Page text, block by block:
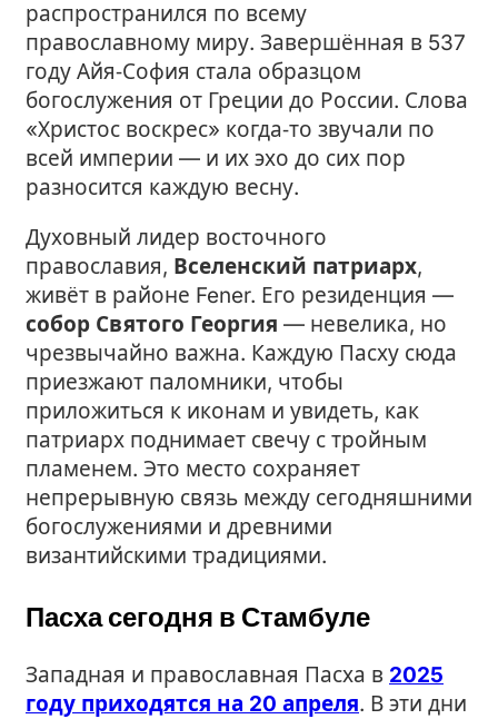
распространился по всему
православному миру. Завершённая в 537
году Айя‑София стала образцом
богослужения от Греции до России. Слова
«Христос воскрес» когда‑то звучали по
всей империи — и их эхо до сих пор
разносится каждую весну.
Духовный лидер восточного
православия, Вселенский патриарх,
живёт в районе Fener. Его резиденция —
собор Святого Георгия — невелика, но
чрезвычайно важна. Каждую Пасху сюда
приезжают паломники, чтобы
приложиться к иконам и увидеть, как
патриарх поднимает свечу с тройным
пламенем. Это место сохраняет
непрерывную связь между сегодняшними
богослужениями и древними
византийскими традициями.
Пасха сегодня в Стамбуле
Западная и православная Пасха в 2025
году приходятся на 20 апреля. В эти дни